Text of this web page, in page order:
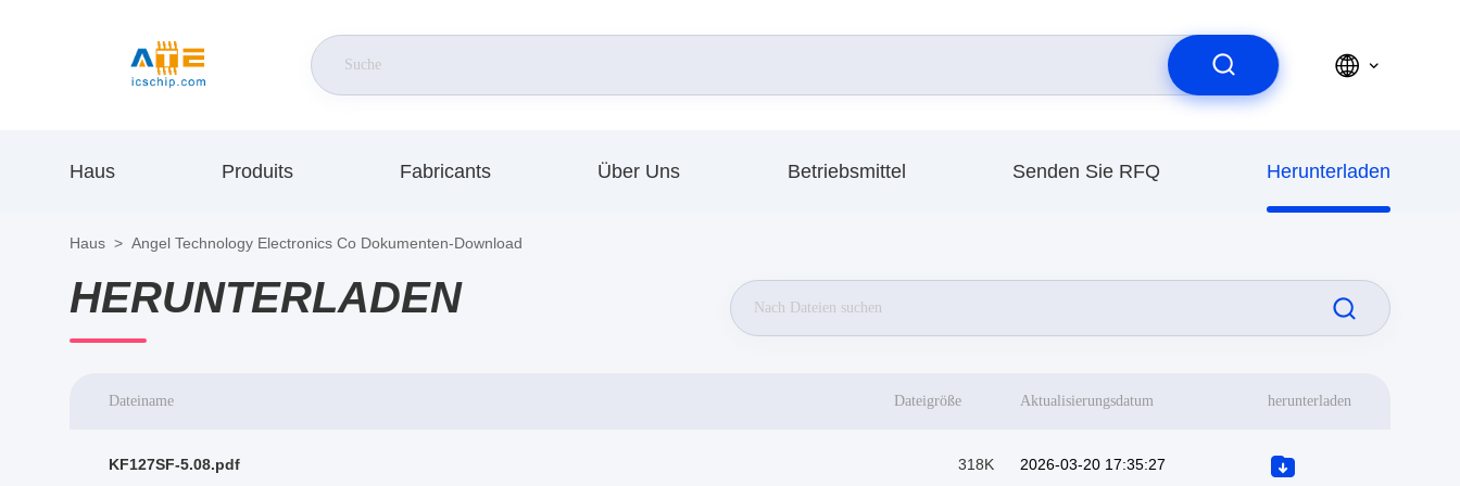
Haus Produits Fabricants Über Uns Betriebsmittel Senden Sie RFQ Herunterladen
Haus > Angel Technology Electronics Co Dokumenten-Download
HERUNTERLADEN
Dateiname Dateigröße Aktualisierungsdatum herunterladen
KF127SF-5.08.pdf 318K 2026-03-20 17:35:27